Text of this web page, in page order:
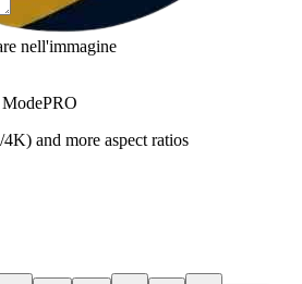
nell'immagine
PRO
and more aspect ratios